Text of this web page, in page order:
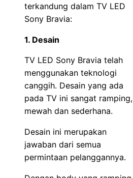
terkandung dalam TV LED
Sony Bravia:
1. Desain
TV LED Sony Bravia telah
menggunakan teknologi
canggih. Desain yang ada
pada TV ini sangat ramping,
mewah dan sederhana.
Desain ini merupakan
jawaban dari semua
permintaan pelanggannya.